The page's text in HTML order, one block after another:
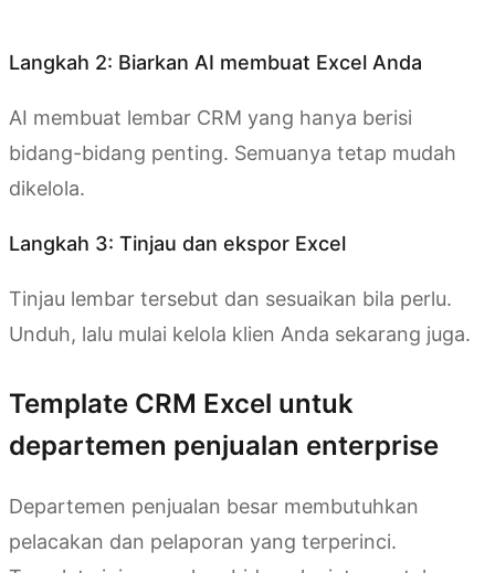
Langkah 2: Biarkan AI membuat Excel Anda
AI membuat lembar CRM yang hanya berisi
bidang-bidang penting. Semuanya tetap mudah
dikelola.
Langkah 3: Tinjau dan ekspor Excel
Tinjau lembar tersebut dan sesuaikan bila perlu.
Unduh, lalu mulai kelola klien Anda sekarang juga.
Template CRM Excel untuk
departemen penjualan enterprise
Departemen penjualan besar membutuhkan
pelacakan dan pelaporan yang terperinci.